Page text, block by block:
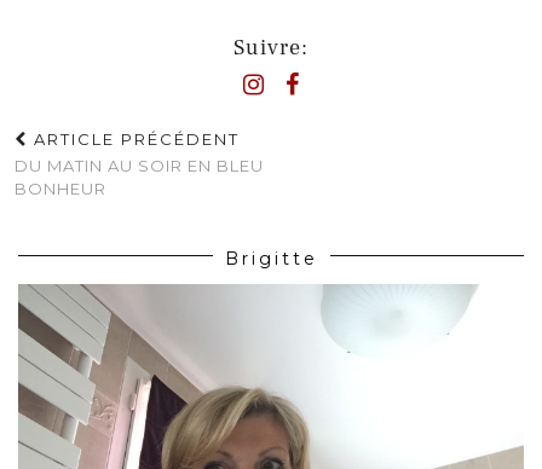
Suivre:
ARTICLE PRÉCÉDENT
DU MATIN AU SOIR EN BLEU
BONHEUR
Brigitte